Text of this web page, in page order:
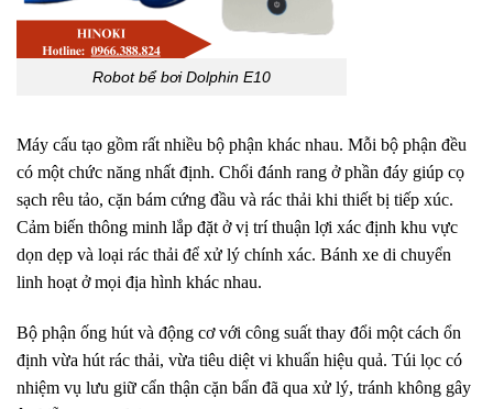
Robot bể bơi Dolphin E10
Máy cấu tạo gồm rất nhiều bộ phận khác nhau. Mỗi bộ phận đều
có một chức năng nhất định. Chổi đánh rang ở phần đáy giúp cọ
sạch rêu tảo, cặn bám cứng đầu và rác thải khi thiết bị tiếp xúc.
Cảm biến thông minh lắp đặt ở vị trí thuận lợi xác định khu vực
dọn dẹp và loại rác thải để xử lý chính xác. Bánh xe di chuyển
linh hoạt ở mọi địa hình khác nhau.
Bộ phận ống hút và động cơ với công suất thay đổi một cách ổn
định vừa hút rác thải, vừa tiêu diệt vi khuẩn hiệu quả. Túi lọc có
nhiệm vụ lưu giữ cẩn thận cặn bẩn đã qua xử lý, tránh không gây